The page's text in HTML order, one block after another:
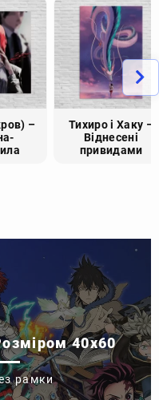
–
Тихиро і Хаку –
Віднесені
привидами
40x60
рамки